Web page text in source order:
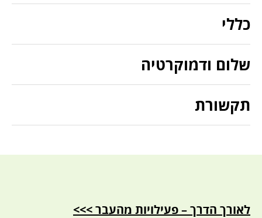
כללי
שלום ודמוקרטיה
תקשורת
לאורך הדרך – פעילויות מהעבר >>>